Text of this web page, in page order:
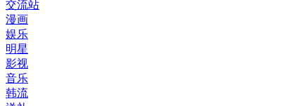
交流站
漫画
娱乐
明星
影视
音乐
韩流